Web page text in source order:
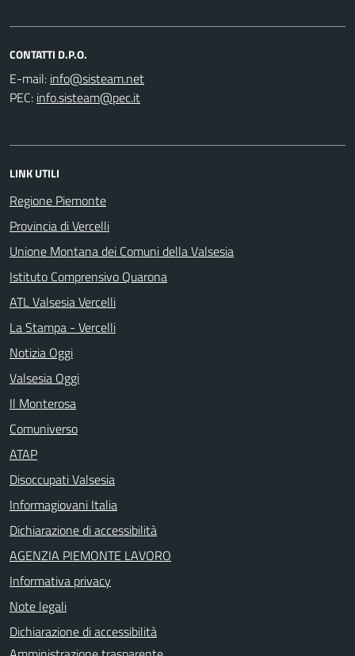
CONTATTI D.P.O.
E-mail:
PEC:
LINK UTILI
Regione Piemonte
Provincia di Vercelli
Unione Montana dei Comuni della Valsesia
Istituto Comprensivo Quarona
ATL Valsesia Vercelli
La Stampa - Vercelli
Notizia Oggi
Valsesia Oggi
Il Monterosa
Comuniverso
ATAP
Disoccupati Valsesia
Informagiovani Italia
Dichiarazione di accessibilità
AGENZIA PIEMONTE LAVORO
Informativa privacy
Note legali
Dichiarazione di accessibilità